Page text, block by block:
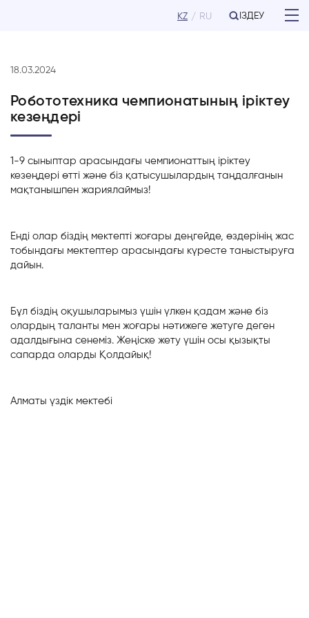
KZ RU ІЗДЕУ
18.03.2024
Робототехника чемпионатының іріктеу
кезеңдері
1-9 сыныптар арасындағы чемпионаттың іріктеу
кезеңдері өтті және біз қатысушылардың таңдалғанын
мақтанышпен жариялаймыз!
Енді олар біздің мектепті жоғары деңгейде, өздерінің жас
тобындағы мектептер арасындағы күресте таныстыруға
дайын.
Бұл біздің оқушыларымыз үшін үлкен қадам және біз
олардың таланты мен жоғары нәтижеге жетуге деген
адалдығына сенеміз. Жеңіске жету үшін осы қызықты
сапарда оларды Қолдайық!
Алматы үздік мектебі